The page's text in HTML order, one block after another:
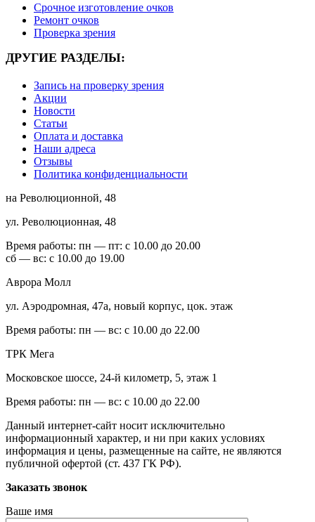
Срочное изготовление очков
Ремонт очков
Проверка зрения
ДРУГИЕ РАЗДЕЛЫ:
Запись на проверку зрения
Акции
Новости
Статьи
Оплата и доставка
Наши адреса
Отзывы
Политика конфиденциальности
на Революционной, 48
ул. Революционная, 48
Время работы: пн — пт: с 10.00 до 20.00
сб — вс: с 10.00 до 19.00
Аврора Молл
ул. Аэродромная, 47а, новый корпус, цок. этаж
Время работы: пн — вс: с 10.00 до 22.00
ТРК Мега
Московское шоссе, 24-й километр, 5, этаж 1
Время работы: пн — вс: с 10.00 до 22.00
Данный интернет-сайт носит исключительно
информационный характер, и ни при каких условиях
информация и цены, размещенные на сайте, не являются
публичной офертой (ст. 437 ГК РФ).
Заказать звонок
Ваше имя